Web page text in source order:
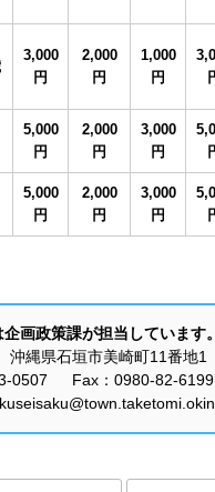
3,000
円
2,000
円
1,000
円
5,000
円
2,000
円
3,000
円
5,000
円
2,000
円
3,000
円
画政策課が担当しています。
縄県石垣市美崎町11番地1
0507 Fax：0980-82-6199